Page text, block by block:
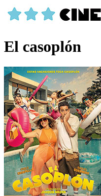
El casoplón